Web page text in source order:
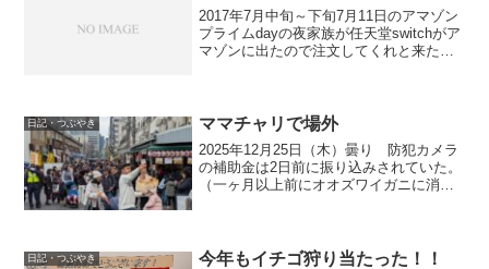
2017年7月中旬～下旬7月11日のアマゾン
プライムdayの夜家族が任天堂switchがア
マゾンに出たので注文してくれと来た。
がっ...
日記・つぶやき ママチャリで場外
2025年12月25日（木）曇り 防犯カメラ
の補助金は2日前に振り込みされていた。
（一ヶ月以上前にオオズワイガニに消え
日記・つぶやき
今年もイチゴ狩り当たった！！